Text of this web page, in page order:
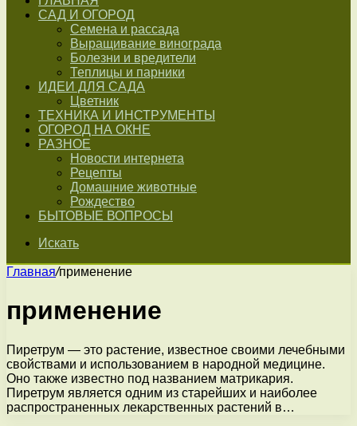
САД И ОГОРОД
Семена и рассада
Выращивание винограда
Болезни и вредители
Теплицы и парники
ИДЕИ ДЛЯ САДА
Цветник
ТЕХНИКА И ИНСТРУМЕНТЫ
ОГОРОД НА ОКНЕ
РАЗНОЕ
Новости интернета
Рецепты
Домашние животные
Рождество
БЫТОВЫЕ ВОПРОСЫ
Искать
Главная/применение
применение
Пиретрум — это растение, известное своими лечебными
свойствами и использованием в народной медицине.
Оно также известно под названием матрикария.
Пиретрум является одним из старейших и наиболее
распространенных лекарственных растений в…